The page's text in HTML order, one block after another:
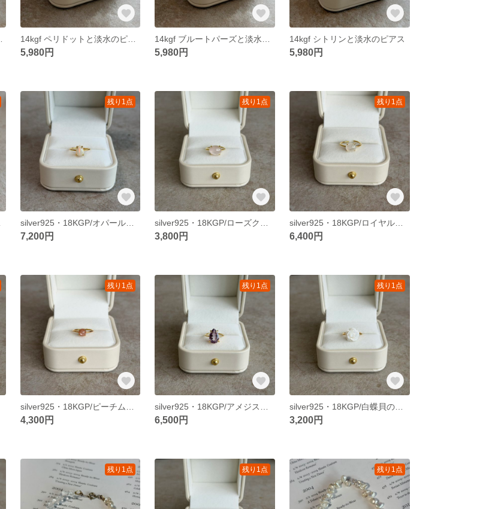
14kgf ペリドットと淡水のピアス
5,980円 5,980円
14kgf シトリンと淡水のピアス
5,980円
残り1点
silver925・18KGP/オパールのペアシェイプリング
7,200円
残り1点
3,800円
残り1点
6,400円
残り1点
4,300円
残り1点
6,500円
残り1点
3,200円
残り1点 残り1点 残り1点